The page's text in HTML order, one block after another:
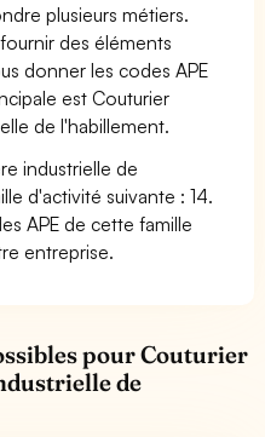
plusieurs métiers.
des éléments
donner les codes APE
est Couturier
de l'habillement.
industrielle de
d'activité suivante : 14.
APE de cette famille
entreprise.
pour Couturier
de